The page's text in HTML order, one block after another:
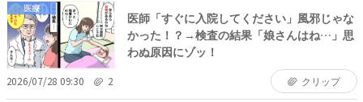
医療
医師「すぐに入院してください」風邪じゃな
かった！？→検査の結果「娘さんはね…」思
わぬ原因にゾッ！
2026/07/28 09:30 2 クリップ